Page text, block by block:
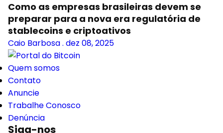
Como as empresas brasileiras devem se
preparar para a nova era regulatória de
stablecoins e criptoativos
Caio Barbosa. dez 08, 2025
Quem somos
Contato
Anuncie
Trabalhe Conosco
Denúncia
Siga-nos